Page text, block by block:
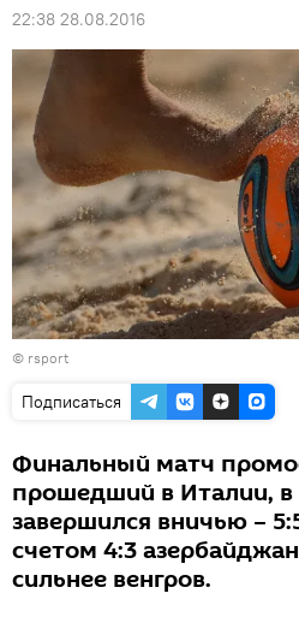
22:38 28.08.2016
© rsport
Подписаться
Финальный матч
прошедший в Италии, в
завершился вничью –
счетом 4:3
сильнее венгров.